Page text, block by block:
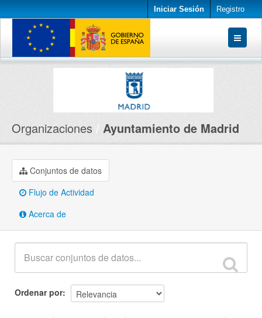
Iniciar Sesión Registro
Conjuntos de datos
Organizaciones Ayuntamiento de Madrid
Conjuntos de datos
Flujo de Actividad
Acerca de
Ordenar por